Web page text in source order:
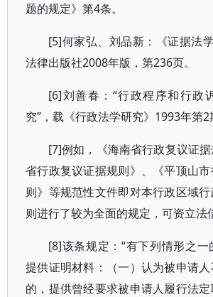
题的规定》第4条。
[5]何家弘、刘品新：《证据法
法律出版社2008年版，第236页。
[6]刘善春：“行政程序和行政
究”，载《行政法学研究》1993年第2
[7]例如，《海南省行政复议证
省行政复议证据规则》、《平顶山
则》等规范性文件即对本行政区域
则进行了较为全面的规定，可资立法
[8]该条规定：“有下列情形之一
提供证明材料：（一）认为被申请
的，提供曾经要求被申请人履行法